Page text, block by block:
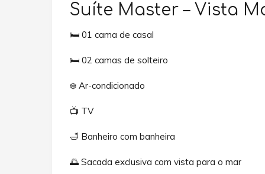
Suíte Master – Vista
🛏️ 01 cama de casal
🛏️ 02 camas de solteiro
❄️ Ar-condicionado
📺 TV
🛁 Banheiro com banheira
🌅 Sacada exclusiva com vista para o mar